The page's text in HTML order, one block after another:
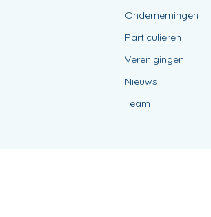
Ondernemingen
Particulieren
Verenigingen
Nieuws
Team